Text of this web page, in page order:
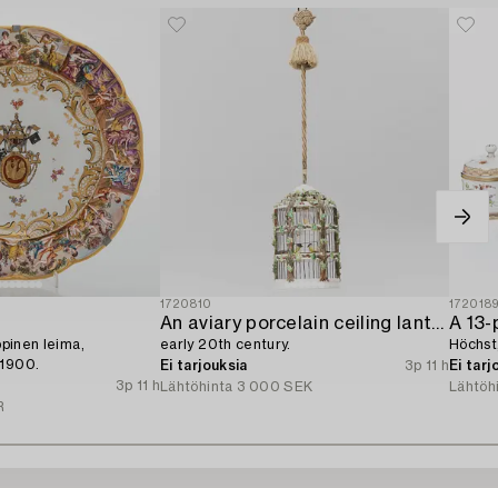
leima,
3p 11 h
1720810
An aviary porcelain ceiling lantern,
early 20th century.
Ei tarjouksia
3p 11 h
Lähtöhinta 3 000 SEK
A
Ei